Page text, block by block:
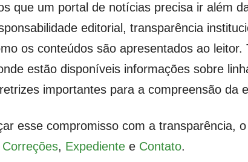
que um portal de notícias precisa ir além
editorial, transparência
os conteúdos são apresentados ao
estão disponíveis informações sobre
importantes para a compreensão da
esse compromisso com a transparência,
, Expediente e Contato.